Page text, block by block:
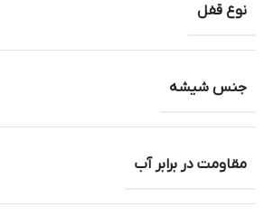
نوع قفل
جنس شیشه
مقاومت در برابر آب